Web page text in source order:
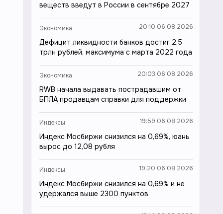
веществ введут в России в сентябре 2027
Экономика 20:10 06.08.2026
Дефицит ликвидности банков достиг 2,5
трлн рублей, максимума с марта 2022 года
Экономика 20:03 06.08.2026
RWB начала выдавать пострадавшим от
БПЛА продавцам справки для поддержки
Индексы 19:59 06.08.2026
Индекс Мосбиржи снизился на 0,69%, юань
вырос до 12,08 рубля
Индексы 19:20 06.08.2026
Индекс Мосбиржи снизился на 0,69% и не
удержался выше 2300 пунктов